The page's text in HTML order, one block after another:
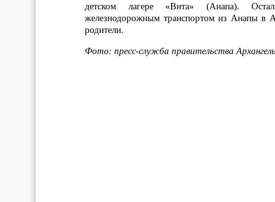
детском лагере «Вита» (Анапа).
железнодорожным транспортом из Анапы в
родители.
Фото: пресс-служба правительства